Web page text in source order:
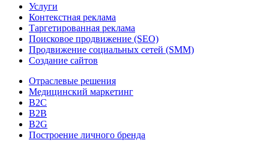
Услуги
Контекстная реклама
Таргетированная реклама
Поисковое продвижение (SEO)
Продвижение социальных сетей (SMM)
Создание сайтов
Отраслевые решения
Медицинский маркетинг
B2C
B2B
B2G
Построение личного бренда